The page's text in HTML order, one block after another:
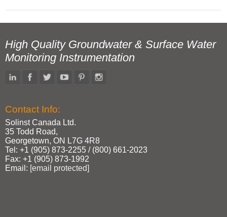
High Quality Groundwater & Surface Water
Monitoring Instrumentation
Contact Info:
Solinst Canada Ltd.
35 Todd Road,
Georgetown, ON L7G 4R8
Tel: +1 (905) 873‑2255 / (800) 661‑2023
Fax: +1 (905) 873‑1992
Email: [email protected]